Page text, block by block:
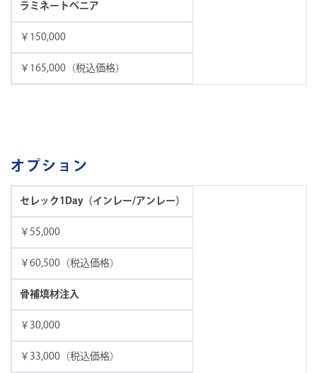
ラミネートベニア
￥150,000
￥165,000（税込価格）
オプション
セレック1Day（インレー/アンレー）
￥55,000
￥60,500（税込価格）
骨補填材注入
￥30,000
￥33,000（税込価格）